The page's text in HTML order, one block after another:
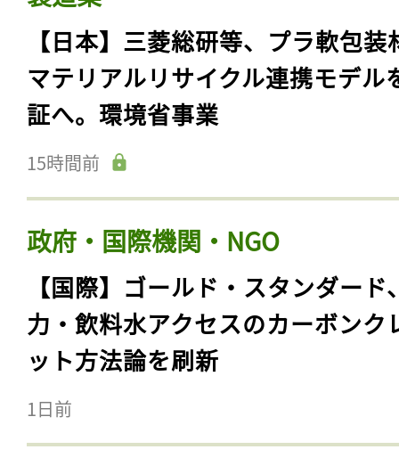
【日本】三菱総研等、プラ軟包装
マテリアルリサイクル連携モデル
証へ。環境省事業
15時間前
政府・国際機関・NGO
【国際】ゴールド・スタンダード
力・飲料水アクセスのカーボンク
ット方法論を刷新
1日前